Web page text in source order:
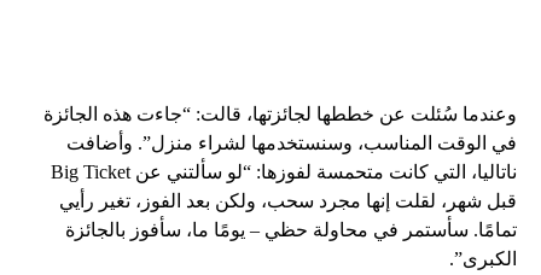
وعندما سُئلت عن خططها لجائزتها، قالت: “جاءت هذه الجائزة
في الوقت المناسب، وسنستخدمها لشراء منزل”. وأضافت
ناتاليا، التي كانت متحمسة لفوزها: “لو سألتني عن Big Ticket
قبل شهر، لقلت إنها مجرد سحب، ولكن بعد الفوز، تغير رأيي
تمامًا. سأستمر في محاولة حظي – يومًا ما، سأفوز بالجائزة
الكبرى”.